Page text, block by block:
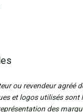
ou revendeur agréé
et logos utilisés sont
des